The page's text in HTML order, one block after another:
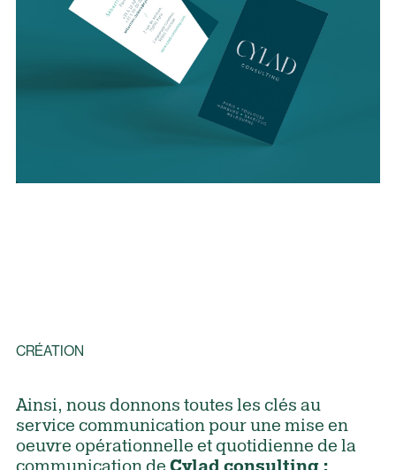
CRÉATION
Ainsi, nous donnons toutes les clés au
service communication pour une mise en
oeuvre opérationnelle et quotidienne de la